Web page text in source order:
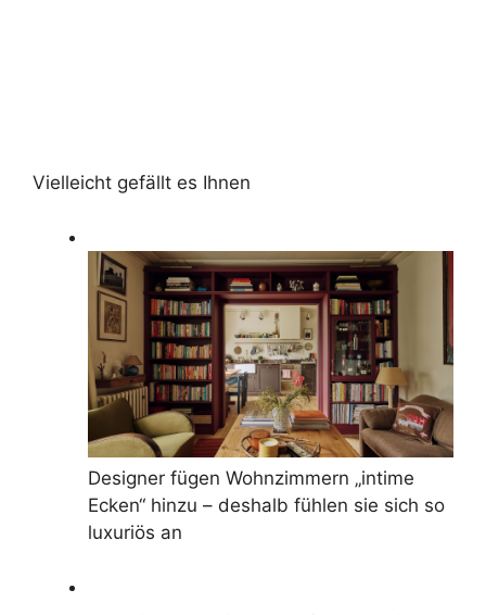
Vielleicht gefällt es Ihnen
Designer fügen Wohnzimmern „intime
Ecken“ hinzu – deshalb fühlen sie sich so
luxuriös an